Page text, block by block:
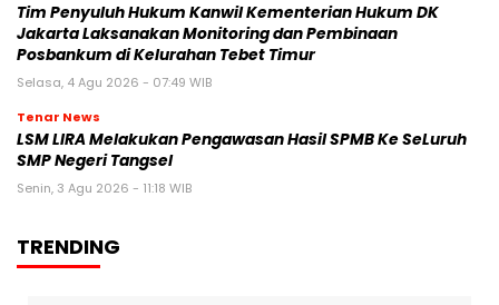
Tim Penyuluh Hukum Kanwil Kementerian Hukum DK
Jakarta Laksanakan Monitoring dan Pembinaan
Posbankum di Kelurahan Tebet Timur
Selasa, 4 Agu 2026 - 07:49 WIB
Tenar News
LSM LIRA Melakukan Pengawasan Hasil SPMB Ke SeLuruh
SMP Negeri Tangsel
Senin, 3 Agu 2026 - 11:18 WIB
TRENDING